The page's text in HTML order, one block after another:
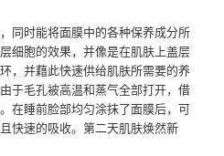
同时能将面膜中的各种保养成分所
细胞的效果，并像是在肌肤上盖层
，并藉此快速供给肌肤所需要的养
于毛孔被高温和蒸气全部打开，借
在睡前脸部均匀涂抹了面膜后，可
快速的吸收。第二天肌肤焕然新